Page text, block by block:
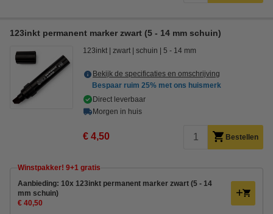
123inkt permanent marker zwart (5 - 14 mm schuin)
123inkt zwart schuin 5 - 14 mm
Bekijk de specificaties en omschrijving
Bespaar ruim 25% met ons huismerk
Direct leverbaar
Morgen in huis
€ 4,50 Bestellen
Winstpakker! 9+1 gratis
Aanbieding: 10x 123inkt permanent marker zwart (5 - 14
mm schuin)
€ 40,50